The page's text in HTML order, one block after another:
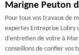
Marigne Peuton
Pour tous vos travaux de
expertes Entreprise Lobry
d’entretien de votre à
conseillons de confier vos